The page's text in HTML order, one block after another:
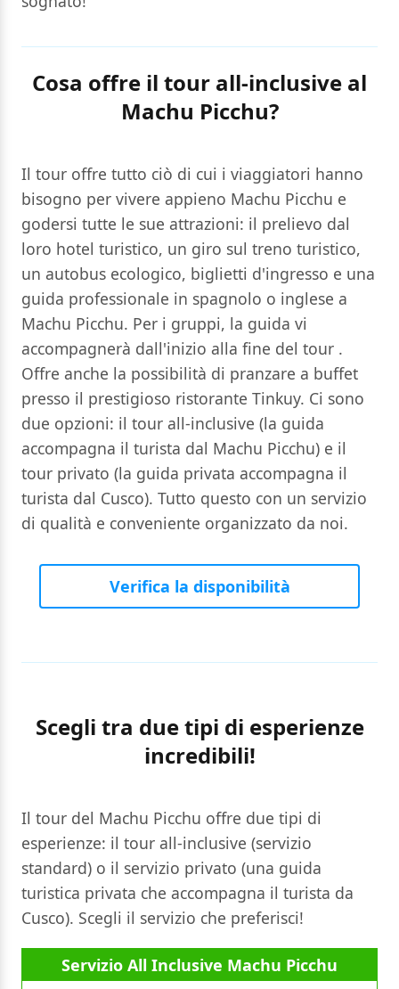
Cosa offre il tour all-inclusive al
Machu Picchu?
Il tour offre tutto ciò di cui i viaggiatori hanno
bisogno per vivere appieno Machu Picchu e
godersi tutte le sue attrazioni: il prelievo dal
loro hotel turistico, un giro sul treno turistico,
un autobus ecologico, biglietti d'ingresso e una
guida professionale in spagnolo o inglese a
Machu Picchu. Per i gruppi, la guida vi
accompagnerà dall'inizio alla fine del tour .
Offre anche la possibilità di pranzare a buffet
presso il prestigioso ristorante Tinkuy. Ci sono
due opzioni: il tour all-inclusive (la guida
accompagna il turista dal Machu Picchu) e il
tour privato (la guida privata accompagna il
turista dal Cusco). Tutto questo con un servizio
di qualità e conveniente organizzato da noi.
Verifica la disponibilità
Scegli tra due tipi di esperienze
incredibili!
Il tour del Machu Picchu offre due tipi di
esperienze: il tour all-inclusive (servizio
standard) o il servizio privato (una guida
turistica privata che accompagna il turista da
Cusco). Scegli il servizio che preferisci!
Servizio All Inclusive Machu Picchu